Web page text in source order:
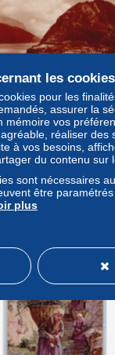
- Monte San
AKU2 - 50573346
± 5,20 $US
les cookies
pour les
assurer la
mémoire vos
réaliser des
à vos besoins,
du contenu sur
sont nécessaires
être
plus